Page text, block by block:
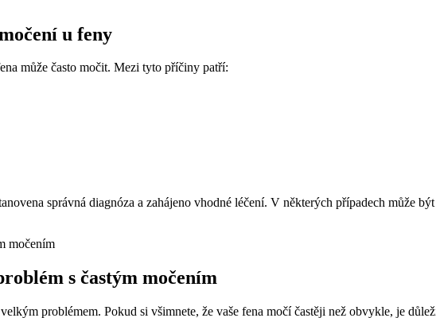
u feny
může často močit. Mezi tyto příčiny patří:
správná diagnóza a zahájeno vhodné léčení. V některých případech může
s častým močením
problémem. Pokud si všimnete, že vaše fena močí častěji než obvykle, je